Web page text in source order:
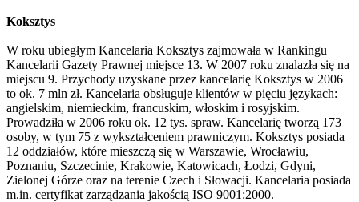
Koksztys
W roku ubiegłym Kancelaria Koksztys zajmowała w Rankingu
Kancelarii Gazety Prawnej miejsce 13. W 2007 roku znalazła się na
miejscu 9. Przychody uzyskane przez kancelarię Koksztys w 2006
to ok. 7 mln zł. Kancelaria obsługuje klientów w pięciu językach:
angielskim, niemieckim, francuskim, włoskim i rosyjskim.
Prowadziła w 2006 roku ok. 12 tys. spraw. Kancelarię tworzą 173
osoby, w tym 75 z wykształceniem prawniczym. Koksztys posiada
12 oddziałów, które mieszczą się w Warszawie, Wrocławiu,
Poznaniu, Szczecinie, Krakowie, Katowicach, Łodzi, Gdyni,
Zielonej Górze oraz na terenie Czech i Słowacji. Kancelaria posiada
m.in. certyfikat zarządzania jakością ISO 9001:2000.